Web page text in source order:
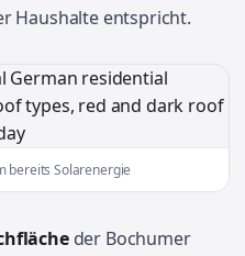
Haushalte entspricht.
bereits Solarenergie
der Bochumer